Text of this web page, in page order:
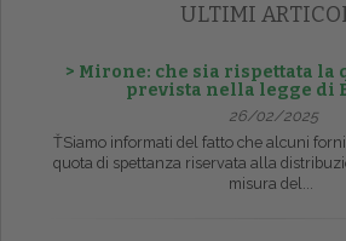
ULTIMI
> Mirone: che sia rispettata la
prevista nella legge di
26/02/2025
ŤSiamo informati del fatto che alcuni
quota di spettanza riservata alla
misura del...